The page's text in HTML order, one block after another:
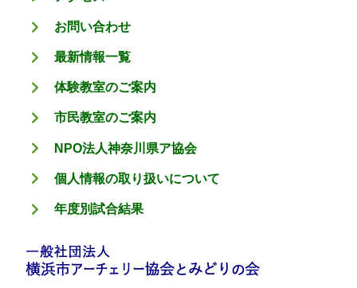
お問い合わせ
最新情報一覧
体験教室のご案内
市民教室のご案内
NPO法人神奈川県ア協会
個人情報の取り扱いについて
年度別試合結果